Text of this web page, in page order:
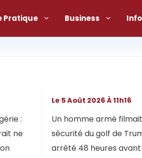
Pratique Business
:
ne
Un homme armé
sécurité du golf de
arrêté 48 heures avant
Le 5 Août 2026 À 11h16